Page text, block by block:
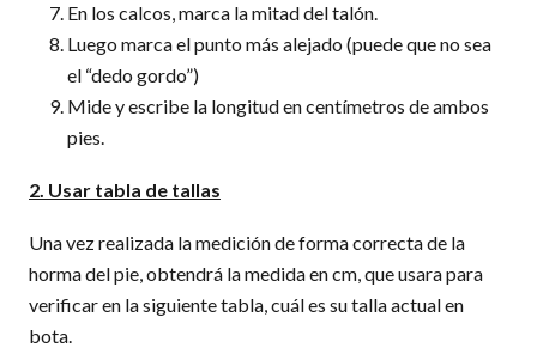
En los calcos, marca la mitad del talón.
Luego marca el punto más alejado (puede que no sea
el “dedo gordo”)
Mide y escribe la longitud en centímetros de ambos
pies.
2. Usar tabla de tallas
Una vez realizada la medición de forma correcta de la
horma del pie, obtendrá la medida en cm, que usara para
verificar en la siguiente tabla, cuál es su talla actual en
bota.